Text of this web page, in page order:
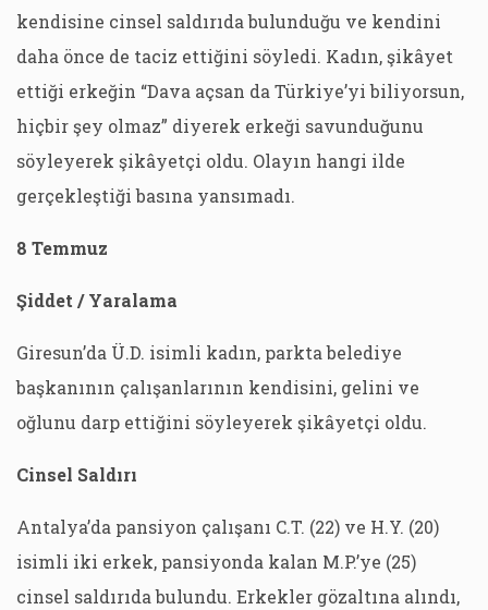
kendisine cinsel saldırıda bulunduğu ve kendini
daha önce de taciz ettiğini söyledi. Kadın, şikâyet
ettiği erkeğin “Dava açsan da Türkiye’yi biliyorsun,
hiçbir şey olmaz” diyerek erkeği savunduğunu
söyleyerek şikâyetçi oldu. Olayın hangi ilde
gerçekleştiği basına yansımadı.
8 Temmuz
Şiddet / Yaralama
Giresun’da Ü.D. isimli kadın, parkta belediye
başkanının çalışanlarının kendisini, gelini ve
oğlunu darp ettiğini söyleyerek şikâyetçi oldu.
Cinsel Saldırı
Antalya’da pansiyon çalışanı C.T. (22) ve H.Y. (20)
isimli iki erkek, pansiyonda kalan M.P.’ye (25)
cinsel saldırıda bulundu. Erkekler gözaltına alındı,